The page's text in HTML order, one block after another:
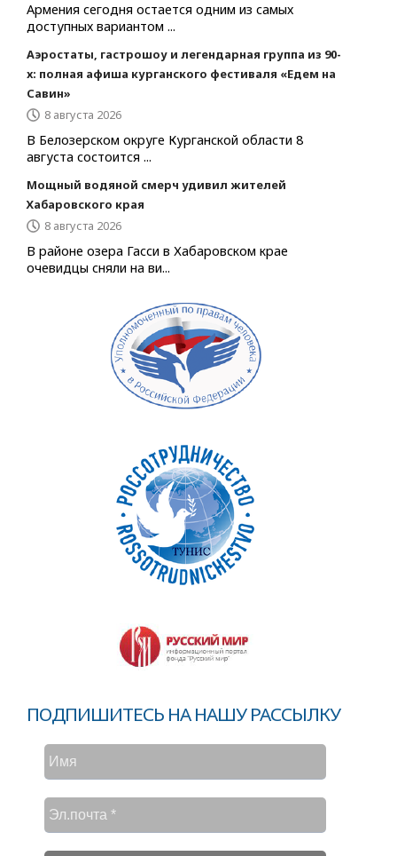
Армения сегодня остается одним из самых
доступных вариантом ...
Аэростаты, гастрошоу и легендарная группа из 90-
х: полная афиша курганского фестиваля «Едем на
Савин»
8 августа 2026
В Белозерском округе Курганской области 8
августа состоится ...
Мощный водяной смерч удивил жителей
Хабаровского края
8 августа 2026
В районе озера Гасси в Хабаровском крае
очевидцы сняли на ви...
ПОДПИШИТЕСЬ НА НАШУ РАССЫЛКУ